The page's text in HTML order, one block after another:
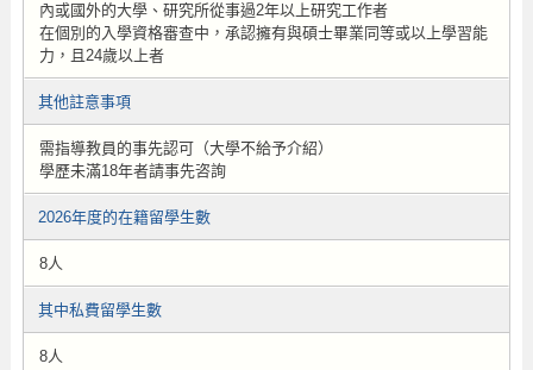
內或國外的大學、研究所從事過2年以上研究工作者
在個別的入學資格審查中，承認擁有與碩士畢業同等或以上學習能
力，且24歲以上者
其他註意事項
需指導教員的事先認可（大學不給予介紹）
學歷未滿18年者請事先咨詢
2026年度的在籍留學生數
8人
其中私費留學生數
8人